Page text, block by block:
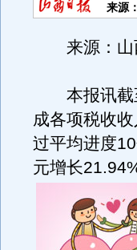
来源
来源：山
本报讯截
成各项税收
过平均进度
元增长